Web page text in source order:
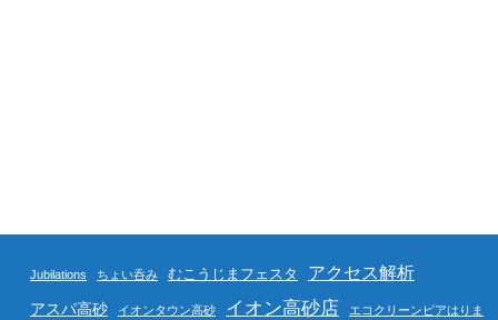
Jubilations ちょい呑み むこうじまフェスタ アクセス解析
アスパ高砂 イオンタウン高砂 イオン高砂店 エコクリーンピアはりま